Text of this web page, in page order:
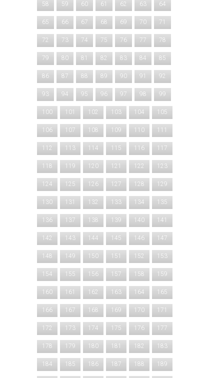
58 59 60 61 62 63 64
65 66 67 68 69 70 71
72 73 74 75 76 77 78
79 80 81 82 83 84 85
86 87 88 89 90 91 92
93 94 95 96 97 98 99
100 101 102 103 104 105
106 107 108 109 110 111
112 113 114 115 116 117
118 119 120 121 122 123
124 125 126 127 128 129
130 131 132 133 134 135
136 137 138 139 140 141
142 143 144 145 146 147
148 149 150 151 152 153
154 155 156 157 158 159
160 161 162 163 164 165
166 167 168 169 170 171
172 173 174 175 176 177
178 179 180 181 182 183
184 185 186 187 188 189